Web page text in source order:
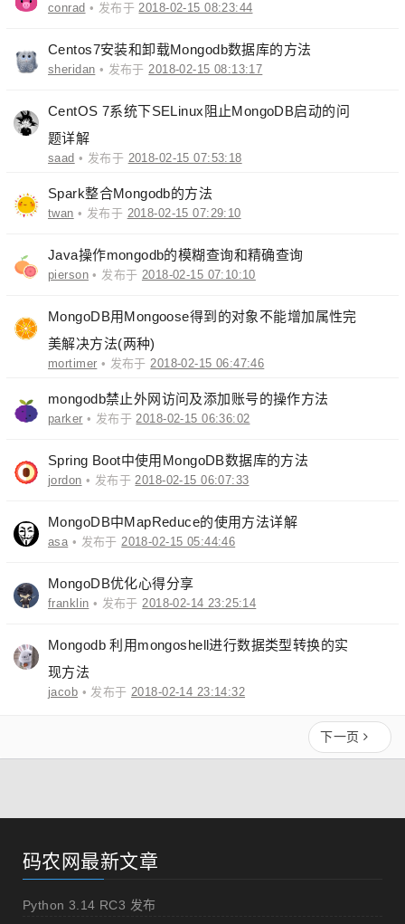
conrad • 发布于2018-02-15 08:23:44
Centos7安装和卸载Mongodb数据库的方法
sheridan • 发布于2018-02-15 08:13:17
CentOS 7系统下SELinux阻止MongoDB启动的问
题详解
saad • 发布于 2018-02-15 07:53:18
Spark整合Mongodb的方法
twan • 发布于 2018-02-15 07:29:10
Java操作mongodb的模糊查询和精确查询
pierson • 发布于 2018-02-15 07:10:10
MongoDB用Mongoose得到的对象不能增加属性完
美解决方法(两种)
mortimer • 发布于2018-02-15 06:47:46
mongodb禁止外网访问及添加账号的操作方法
parker • 发布于2018-02-15 06:36:02
Spring Boot中使用MongoDB数据库的方法
jordon • 发布于2018-02-15 06:07:33
MongoDB中MapReduce的使用方法详解
asa • 发布于2018-02-15 05:44:46
MongoDB优化心得分享
franklin • 发布于2018-02-14 23:25:14
Mongodb 利用mongoshell进行数据类型转换的实
现方法
jacob • 发布于2018-02-14 23:14:32
下一页
码农网最新文章
Python 3.14 RC3 发布